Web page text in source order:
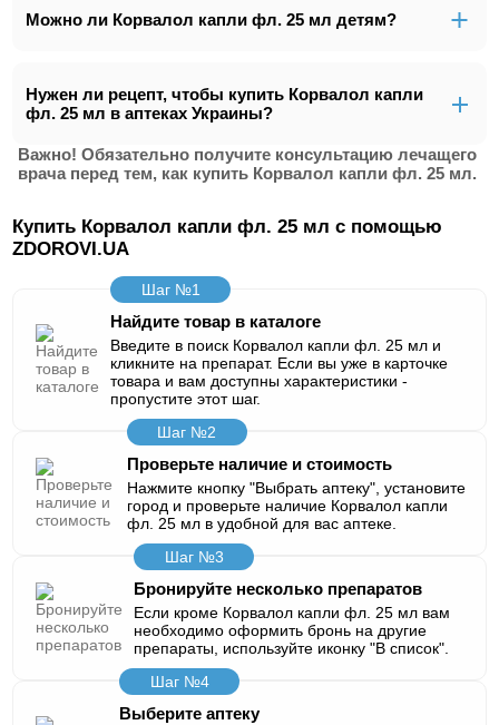
Можно ли Корвалол капли фл. 25 мл детям?
Нужен ли рецепт, чтобы купить Корвалол капли
фл. 25 мл в аптеках Украины?
Важно! Обязательно получите консультацию лечащего
врача перед тем, как купить Корвалол капли фл. 25 мл.
Купить Корвалол капли фл. 25 мл с помощью
ZDOROVI.UA
Шаг №1
Найдите товар в каталоге
Введите в поиск Корвалол капли фл. 25 мл и
кликните на препарат. Если вы уже в карточке
товара и вам доступны характеристики -
пропустите этот шаг.
Шаг №2
Проверьте наличие и стоимость
Нажмите кнопку "Выбрать аптеку", установите
город и проверьте наличие Корвалол капли
фл. 25 мл в удобной для вас аптеке.
Шаг №3
Бронируйте несколько препаратов
Если кроме Корвалол капли фл. 25 мл вам
необходимо оформить бронь на другие
препараты, используйте иконку "В список".
Шаг №4
Выберите аптеку